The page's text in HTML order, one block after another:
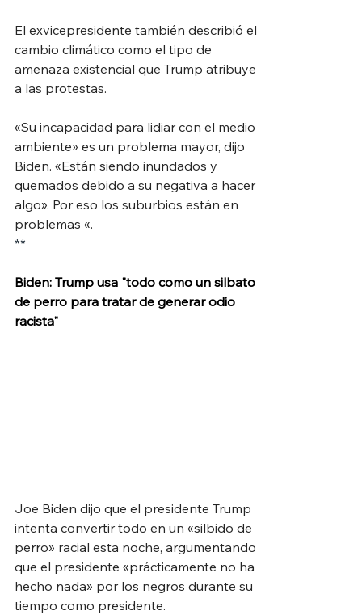
El exvicepresidente también describió el
cambio climático como el tipo de
amenaza existencial que Trump atribuye
a las protestas.
«Su incapacidad para lidiar con el medio
ambiente» es un problema mayor, dijo
Biden. «Están siendo inundados y
quemados debido a su negativa a hacer
algo». Por eso los suburbios están en
problemas «.
**
Biden: Trump usa "todo como un silbato
de perro para tratar de generar odio
racista"
Joe Biden dijo que el presidente Trump
intenta convertir todo en un «silbido de
perro» racial esta noche, argumentando
que el presidente «prácticamente no ha
hecho nada» por los negros durante su
tiempo como presidente.